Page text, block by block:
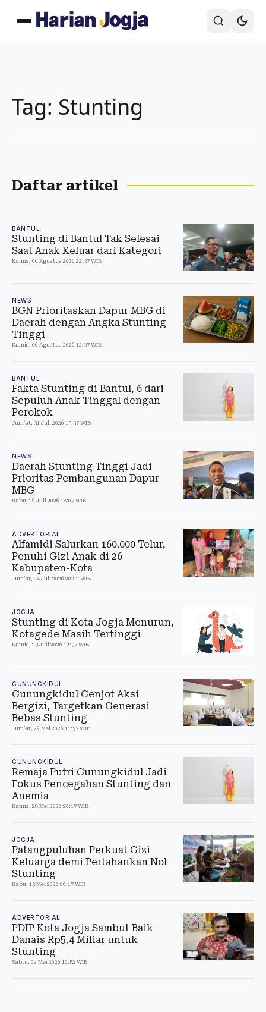
Tag: Stunting
Daftar artikel
BANTUL
Stunting di Bantul Tak Selesai
Saat Anak Keluar dari Kategori
Kamis, 06 Agustus 2026 22:37 WIB
NEWS
BGN Prioritaskan Dapur MBG di
Daerah dengan Angka Stunting
Tinggi
Kamis, 06 Agustus 2026 12:37 WIB
BANTUL
Fakta Stunting di Bantul, 6 dari
Sepuluh Anak Tinggal dengan
Perokok
Jum'at, 31 Juli 2026 13:37 WIB
NEWS
Daerah Stunting Tinggi Jadi
Prioritas Pembangunan Dapur
MBG
Rabu, 29 Juli 2026 18:07 WIB
ADVERTORIAL
Alfamidi Salurkan 160.000 Telur,
Penuhi Gizi Anak di 26
Kabupaten-Kota
Jum'at, 24 Juli 2026 20:02 WIB
JOGJA
Stunting di Kota Jogja Menurun,
Kotagede Masih Tertinggi
Kamis, 23 Juli 2026 19:37 WIB
GUNUNGKIDUL
Gunungkidul Genjot Aksi
Bergizi, Targetkan Generasi
Bebas Stunting
Jum'at, 29 Mei 2026 11:37 WIB
GUNUNGKIDUL
Remaja Putri Gunungkidul Jadi
Fokus Pencegahan Stunting dan
Anemia
Kamis, 28 Mei 2026 20:17 WIB
JOGJA
Patangpuluhan Perkuat Gizi
Keluarga demi Pertahankan Nol
Stunting
Rabu, 13 Mei 2026 00:17 WIB
ADVERTORIAL
PDIP Kota Jogja Sambut Baik
Danais Rp5,4 Miliar untuk
Stunting
Sabtu, 09 Mei 2026 10:52 WIB